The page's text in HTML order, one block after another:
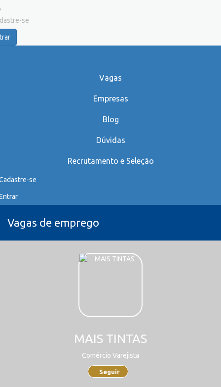
se
Vagas
Empresas
Blog
Dúvidas
Recrutamento e Seleção
se
Vagas de emprego
MAIS TINTAS
Comércio Varejista
Seguir